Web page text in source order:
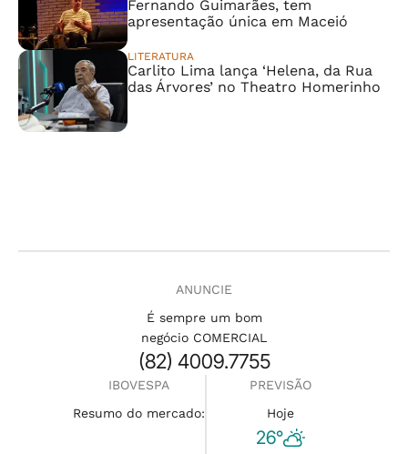
Fernando Guimarães, tem
apresentação única em Maceió
LITERATURA
Carlito Lima lança ‘Helena, da Rua
das Árvores’ no Theatro Homerinho
ANUNCIE
É sempre um bom
negócio COMERCIAL
(82) 4009.7755
IBOVESPA
Resumo do mercado:
PREVISÃO
Hoje
26°